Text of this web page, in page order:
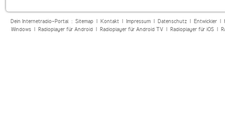
Dein Internetradio-Portal : Sitemap| Kontakt| Impressum| Datenschutz| Entwickler|
Windows| Radioplayer für Android| Radioplayer für Android TV| Radioplayer für iOS|